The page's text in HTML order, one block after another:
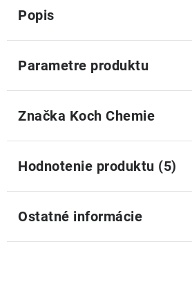
Popis
Parametre produktu
Značka Koch Chemie
Hodnotenie produktu (5)
Ostatné informácie